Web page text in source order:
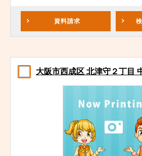
資料請求
大阪市西成区 北津守２丁目